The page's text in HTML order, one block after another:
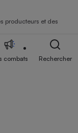
producteurs et des
combats Rechercher